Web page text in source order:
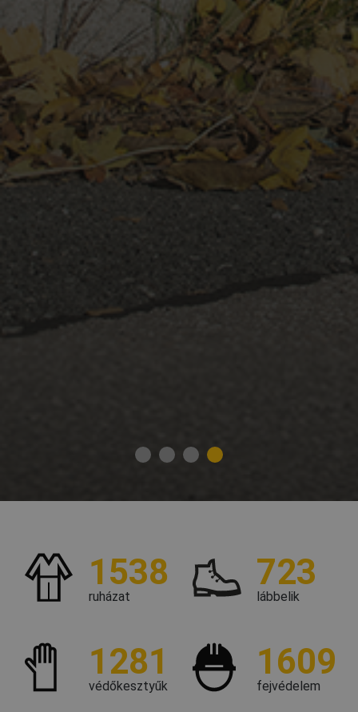
1538
ruházat
723
lábbelik
1281
védőkesztyűk
1609
fejvédelem